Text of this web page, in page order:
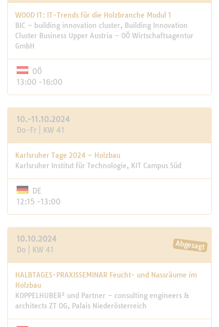
WOOD IT: IT-Trends für die Holzbranche Modul 1
BIC – building innovation cluster, Building Innovation
Cluster Business Upper Austria – OÖ Wirtschaftsagentur
GmbH
OÖ
13:00 -16:00
10.-11.10.2024
Do-Fr | KW 41
Karlsruher Tage 2024 – Holzbau
Karlsruher Institut für Technologie, KIT Campus Süd
DE
12:15 -13:00
10.10.2024
Do | KW 41
HALBTAGES-PRAXISSEMINAR Feucht- und Nassräume im
Holzbau
KOPPELHUBER² und Partner – consulting engineers &
architects ZT OG, Palais Niederösterreich